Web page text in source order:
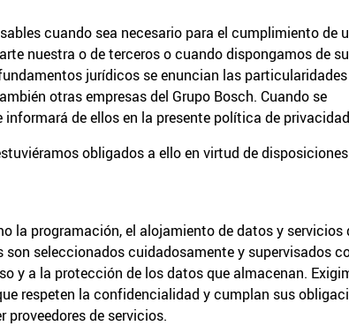
cuando sea necesario para el cumplimiento de
nuestra o de terceros o cuando dispongamos de su
jurídicos se enuncian las particularidades
otras empresas del Grupo Bosch. Cuando se
de ellos en la presente política de
obligados a ello en virtud de disposiciones
la programación, el alojamiento de datos y servicios
seleccionados cuidadosamente y supervisados
y a la protección de los datos que almacenan.
respeten la confidencialidad y cumplan sus
proveedores de servicios.